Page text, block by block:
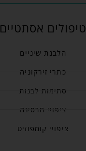
טיפולים אסתטיים
הלבנת שיניים
כתרי זירקוניה
סתימות לבנות
ציפויי חרסינה
ציפויי קומפוזיט